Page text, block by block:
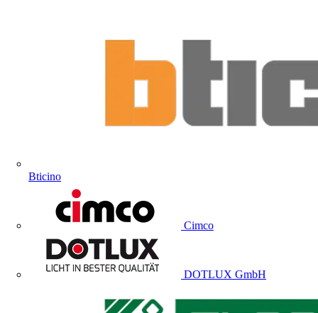
Bticino
Cimco
DOTLUX GmbH